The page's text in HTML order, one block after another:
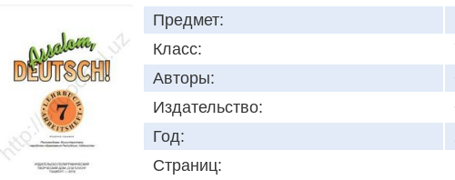
Предмет:
Класс:
Авторы:
Издательство:
Год:
Страниц: